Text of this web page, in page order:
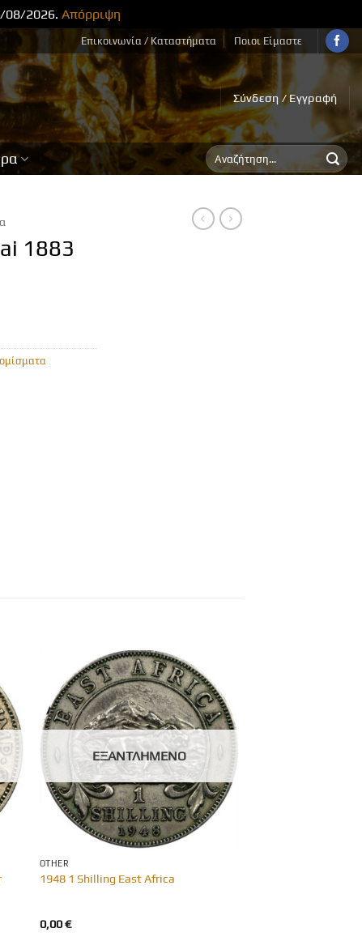
08/2026.Απόρριψη
Επικοινωνία / Καταστήματα Ποιοι Είμαστε
Σύνδεση / Εγγραφή
Αναζήτηση
για:
1883
ΕΞΑΝΤΛΗΜΈΝΟ
OTHER
1948 1 Shilling East Africa
0,00€